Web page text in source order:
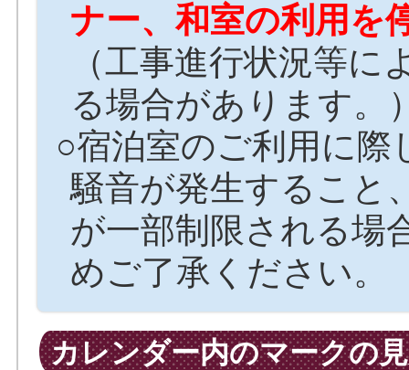
ナー、和室の利用を
（工事進行状況等
る場合があります。
○宿泊室のご利用に際
騒音が発生すること
が一部制限される場
めご了承ください。
カレンダー内のマークの